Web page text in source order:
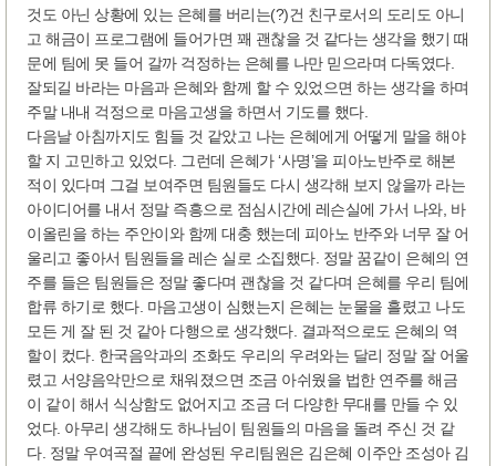
것도 아닌 상황에 있는 은혜를 버리는(?)건 친구로서의 도리도 아니
고 해금이 프로그램에 들어가면 꽤 괜찮을 것 같다는 생각을 했기 때
문에 팀에 못 들어 갈까 걱정하는 은혜를 나만 믿으라며 다독였다.
잘되길 바라는 마음과 은혜와 함께 할 수 있었으면 하는 생각을 하며
주말 내내 걱정으로 마음고생을 하면서 기도를 했다.
다음날 아침까지도 힘들 것 같았고 나는 은혜에게 어떻게 말을 해야
할 지 고민하고 있었다. 그런데 은혜가 ‘사명’을 피아노반주로 해본
적이 있다며 그걸 보여주면 팀원들도 다시 생각해 보지 않을까 라는
아이디어를 내서 정말 즉흥으로 점심시간에 레슨실에 가서 나와, 바
이올린을 하는 주안이와 함께 대충 했는데 피아노 반주와 너무 잘 어
울리고 좋아서 팀원들을 레슨 실로 소집했다. 정말 꿈같이 은혜의 연
주를 들은 팀원들은 정말 좋다며 괜찮을 것 같다며 은혜를 우리 팀에
합류 하기로 했다. 마음고생이 심했는지 은혜는 눈물을 흘렸고 나도
모든 게 잘 된 것 같아 다행으로 생각했다. 결과적으로도 은혜의 역
할이 컸다. 한국음악과의 조화도 우리의 우려와는 달리 정말 잘 어울
렸고 서양음악만으로 채워졌으면 조금 아쉬웠을 법한 연주를 해금
이 같이 해서 식상함도 없어지고 조금 더 다양한 무대를 만들 수 있
었다. 아무리 생각해도 하나님이 팀원들의 마음을 돌려 주신 것 같
다. 정말 우여곡절 끝에 완성된 우리팀원은 김은혜 이주안 조성아 김